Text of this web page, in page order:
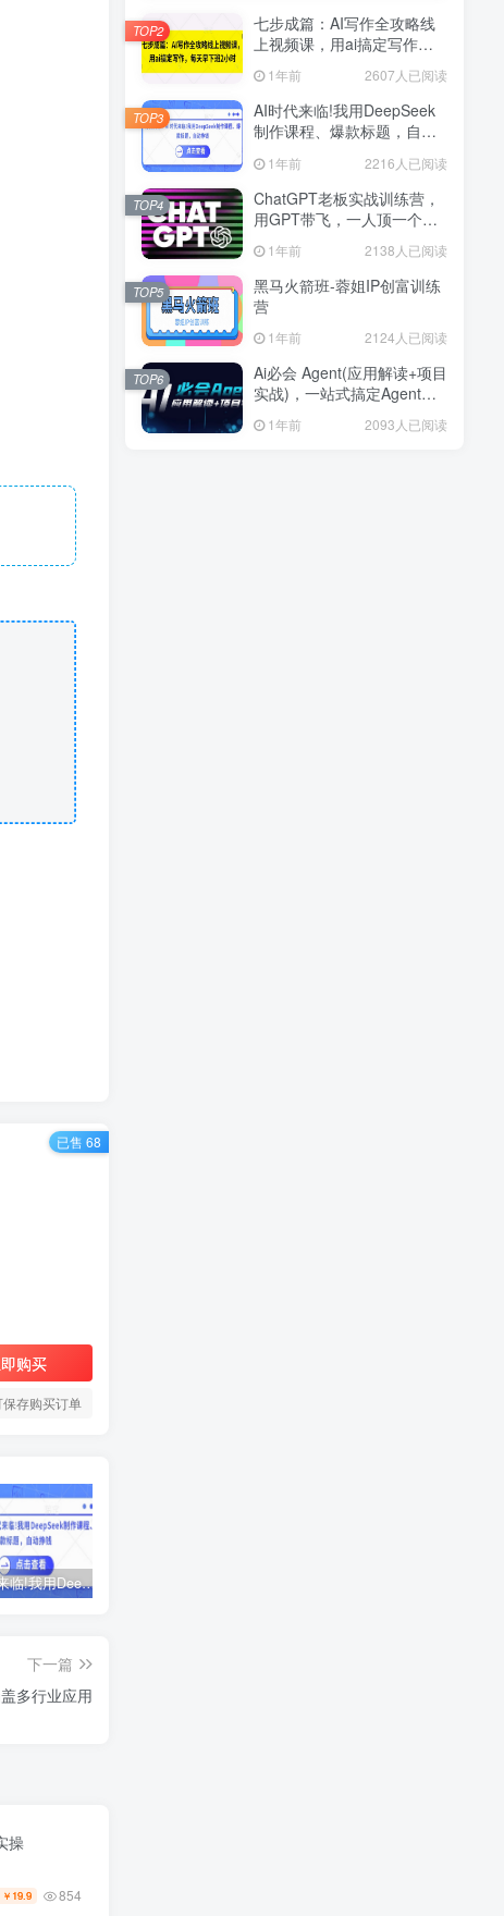
购买
存购买订单
已售 68
AI时代来临!我用DeepSeek制作课程、爆款标题，自动挣钱
下一篇
多行业应用
操
￥ 19.9 854
七步成篇：AI写作全攻略线
上视频课，用ai搞定写作，
每天早下班2小时
1年前 2607人已阅读
TOP2
AI时代来临!我用DeepSeek
制作课程、爆款标题，自动
1年前 2216人已阅读
TOP3
ChatGPT老板实战训练营，
用GPT带飞，一人顶一个团
1年前 2138人已阅读
TOP4
黑马火箭班-蓉姐IP创富训练
营
1年前 2124人已阅读
TOP5
Ai必会 Agent(应用解读+项目
实战)，一站式搞定Agent应
1年前 2093人已阅读
TOP6